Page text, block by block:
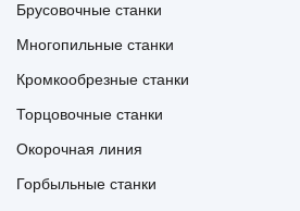
Брусовочные станки
Многопильные станки
Кромкообрезные станки
Торцовочные станки
Окорочная линия
Горбыльные станки